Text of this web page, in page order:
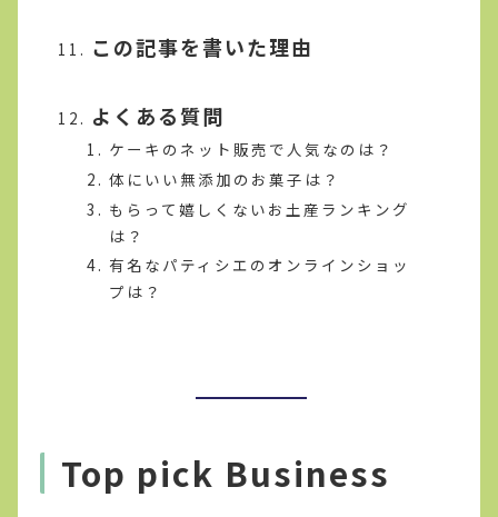
この記事を書いた理由
よくある質問
ケーキのネット販売で人気なのは？
体にいい無添加のお菓子は？
もらって嬉しくないお土産ランキング
は？
有名なパティシエのオンラインショッ
プは？
Top pick Business